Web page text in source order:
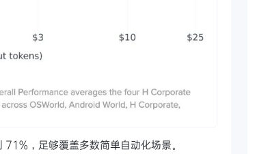
，足够覆盖多数简单自动化场景。